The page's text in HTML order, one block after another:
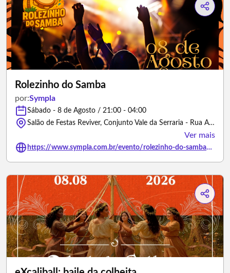
Rolezinho do Samba
por:Sympla
Sábado - 8 de Agosto / 21:00 - 04:00
Salão de Festas Reviver, Conjunto Vale da Serraria - Rua A - Maceió/Alagoas
Ver mais
https://www.sympla.com.br/evento/rolezinho-do-samba/3386399